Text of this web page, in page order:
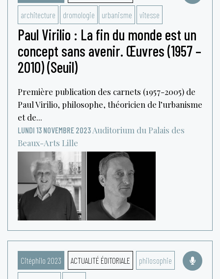
architecture dromologie urbanisme vitesse
Paul Virilio : La fin du monde est un
concept sans avenir. Œuvres (1957 –
2010) (Seuil)
Première publication des carnets (1957-2005) de
Paul Virilio, philosophe, théoricien de l’urbanisme
et de...
LUNDI 13 NOVEMBRE 2023 Auditorium du Palais des
Beaux-Arts Lille
Citéphilo 2023 ACTUALITÉ ÉDITORIALE philosophie